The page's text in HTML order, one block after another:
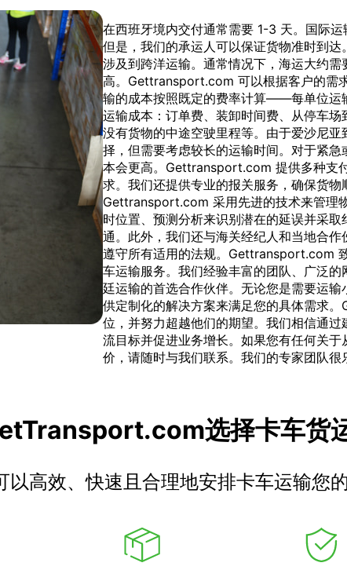
在西班牙境内交付通常需要 1-3 天。国际运
但是，我们的承运人可以保证货物准时到
涉及到跨洋运输。通常情况下，海运大约
高。Gettransport.com 可以根据客户的需
输的成本按照既定的费率计算——每单位运
运输成本：订单费、装卸时间费、从停车
没有货物的中途空驶里程等。由于爱沙尼
择，但需要考虑较长的运输时间。对于紧
本会更高。Gettransport.com 提供多种支
求。我们还提供专业的报关服务，确保货物
Gettransport.com 采用先进的技术来管理
时位置、预测分析来识别潜在的延误并采
通。此外，我们还与海关经纪人和当地合
遵守所有适用的法规。Gettransport.com
车运输服务。我们经验丰富的团队、广泛
廷运输的首选合作伙伴。无论您是需要运
供定制化的解决方案来满足您的具体需求
位，并努力超越他们的期望。我们相信通
流目标并促进业务增长。如果您有任何关
价，请随时与我们联系。我们的专家团队很
选择卡车货
以高效、快速且合理地安排卡车运输您的